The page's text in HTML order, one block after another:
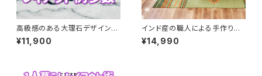
高級感のある大理石デザインの
モダンラグ
¥11,900
インド産の職人による手作りの
ウールのキリム柄ラグマット（グ
リーン）
¥14,990